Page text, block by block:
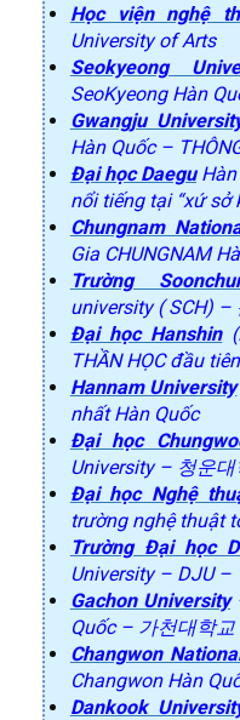
Học viện nghệ
University of Arts
Seokyeong
SeoKyeong Hàn
Gwangju
Hàn Quốc –
Đại học DaeguHàn
nổi tiếng tại “xứ sở
Chungnam
Gia CHUNGNAM
Trường
university ( SCH) –
Đại học Hanshin
THẦN HỌC đầu
Hannam University
nhất Hàn Quốc
Đại học
University – 청운대
Đại học Nghệ
trường nghệ thuật
Trường Đại học
University – DJU
Gachon University
Quốc – 가천대학교
Changwon
Changwon Hàn
Dankook